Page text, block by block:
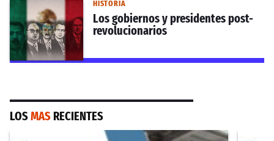
HISTORIA
Los gobiernos y presidentes post-
revolucionarios
LOSMAS RECIENTES